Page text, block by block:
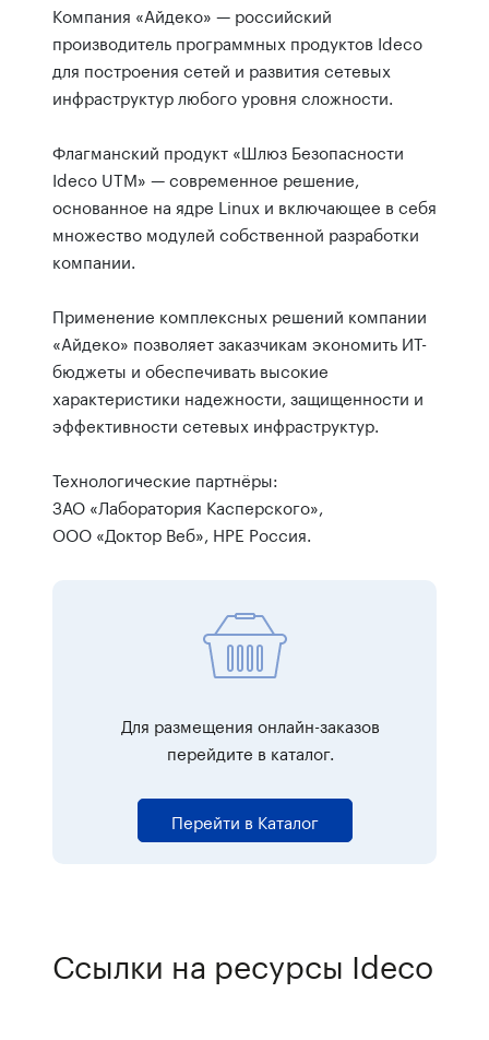
Компания «Айдеко» — российский
производитель программных продуктов Ideco
для построения сетей и развития сетевых
инфраструктур любого уровня сложности.
Флагманский продукт «Шлюз Безопасности
Ideco UTM» — современное решение,
основанное на ядре Linux и включающее в себя
множество модулей собственной разработки
компании.
Применение комплексных решений компании
«Айдеко» позволяет заказчикам экономить ИТ-
бюджеты и обеспечивать высокие
характеристики надежности, защищенности и
эффективности сетевых инфраструктур.
Технологические партнёры:
ЗАО «Лаборатория Касперского»,
ООО «Доктор Веб», HPE Россия.
Для размещения онлайн-заказов
перейдите в каталог.
Перейти в Каталог
Ссылки на ресурсы Ideco